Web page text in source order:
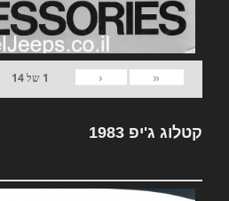
«
‹
1 של14
קטלוג ג'יפ 1983